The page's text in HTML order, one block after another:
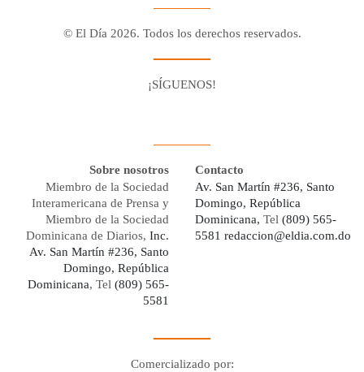
© El Día 2026. Todos los derechos reservados.
¡SÍGUENOS!
Sobre nosotros
Miembro de la Sociedad
Interamericana de Prensa y
Miembro de la Sociedad
Dominicana de Diarios, Inc.
Av. San Martín #236, Santo
Domingo, República
Dominicana, Tel (809) 565-
5581
Contacto
Av. San Martín #236, Santo
Domingo, República
Dominicana, Tel (809) 565-
5581 redaccion@eldia.com.do
Comercializado por: